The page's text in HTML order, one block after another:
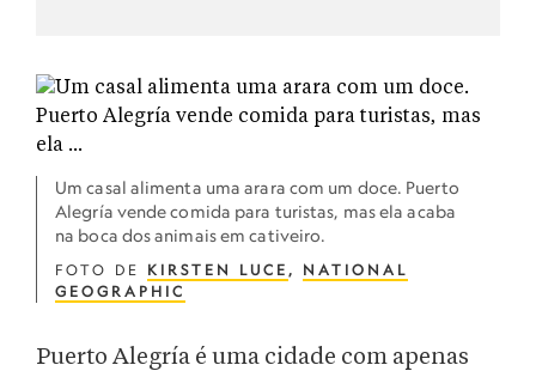
Um casal alimenta uma arara com um doce. Puerto
Alegría vende comida para turistas, mas ela acaba
na boca dos animais em cativeiro.
FOTO DE KIRSTEN LUCE , NATIONAL
GEOGRAPHIC
Puerto Alegría é uma cidade com apenas